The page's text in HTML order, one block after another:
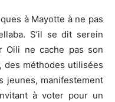
à Mayotte à ne pas
S’il se dit serein
Oili ne cache pas son
des méthodes utilisées
jeunes, manifestement
à voter pour un